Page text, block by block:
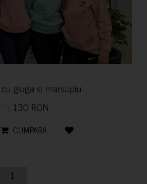
gluga si marsupiu
130 RON
CUMPARA
1